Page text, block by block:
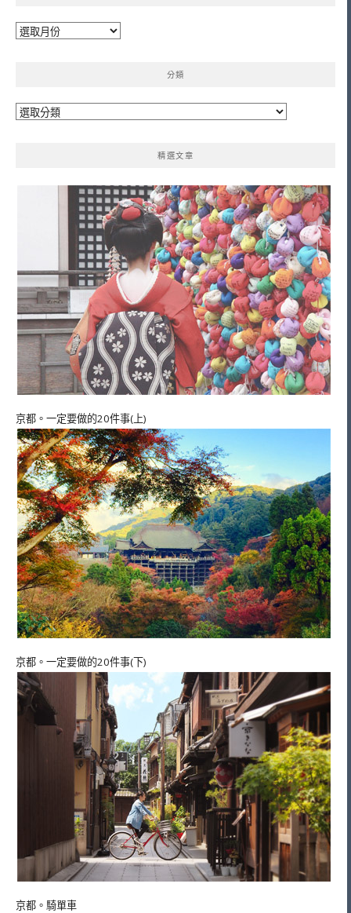
彙
分類
分
精選文章
京都。一定要做的20件事(上)
京都。一定要做的20件事(下)
京都。騎單車